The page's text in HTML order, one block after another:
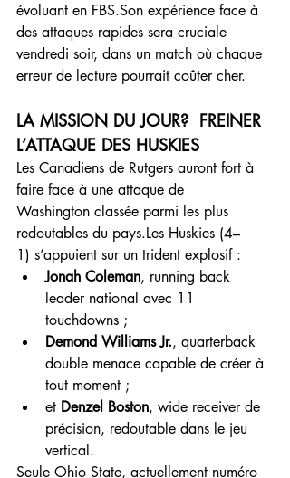
évoluant en FBS.Son expérience face à
des attaques rapides sera cruciale
vendredi soir, dans un match où chaque
erreur de lecture pourrait coûter cher.
LA MISSION DU JOUR?  FREINER
L’ATTAQUE DES HUSKIES
Les Canadiens de Rutgers auront fort à
faire face à une attaque de
Washington classée parmi les plus
redoutables du pays.Les Huskies (4–
1) s’appuient sur un trident explosif :
Jonah Coleman, running back
leader national avec 11
touchdowns ;
Demond Williams Jr., quarterback
double menace capable de créer à
tout moment ;
et Denzel Boston, wide receiver de
précision, redoutable dans le jeu
vertical.
Seule Ohio State, actuellement numéro